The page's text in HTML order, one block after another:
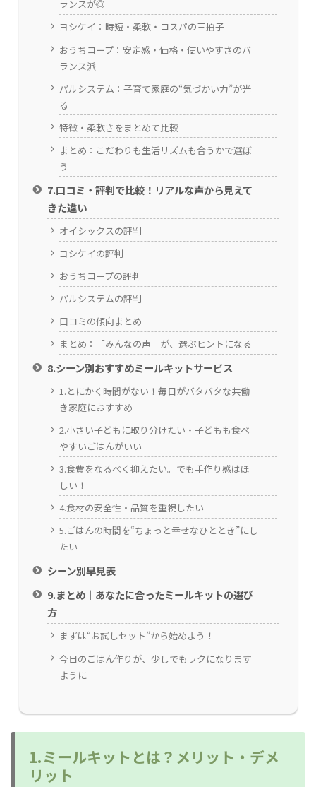
ランスが◎
ヨシケイ：時短・柔軟・コスパの三拍子
おうちコープ：安定感・価格・使いやすさのバ
ランス派
パルシステム：子育て家庭の“気づかい力”が光
る
特徴・柔軟さをまとめて比較
まとめ：こだわりも生活リズムも合うかで選ぼ
う
7.口コミ・評判で比較！リアルな声から見えて
きた違い
オイシックスの評判
ヨシケイの評判
おうちコープの評判
パルシステムの評判
口コミの傾向まとめ
まとめ：「みんなの声」が、選ぶヒントになる
8.シーン別おすすめミールキットサービス
1.とにかく時間がない！毎日がバタバタな共働
き家庭におすすめ
2.小さい子どもに取り分けたい・子どもも食べ
やすいごはんがいい
3.食費をなるべく抑えたい。でも手作り感はほ
しい！
4.食材の安全性・品質を重視したい
5.ごはんの時間を“ちょっと幸せなひととき”にし
たい
シーン別早見表
9.まとめ｜あなたに合ったミールキットの選び
方
まずは“お試しセット”から始めよう！
今日のごはん作りが、少しでもラクになります
ように
1.ミールキットとは？メリット・デメ
リット